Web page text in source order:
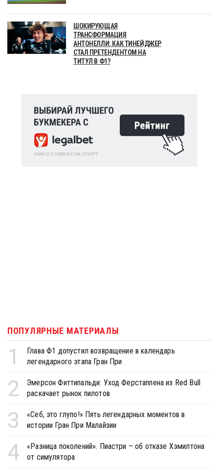
ШОКИРУЮЩАЯ
ТРАНСФОРМАЦИЯ
АНТОНЕЛЛИ: КАК ТИНЕЙДЖЕР
СТАЛ ПРЕТЕНДЕНТОМ НА
ТИТУЛ В Ф1?
ПОПУЛЯРНЫЕ МАТЕРИАЛЫ
1
Глава Ф1 допустил возвращение в календарь
легендарного этапа Гран При
2
Эмерсон Фиттипальди: Уход Ферстаппена из Red Bull
раскачает рынок пилотов
3
«Себ, это глупо!» Пять легендарных моментов в
истории Гран При Малайзии
4
«Разница поколений». Пиастри – об отказе Хэмилтона
от симулятора